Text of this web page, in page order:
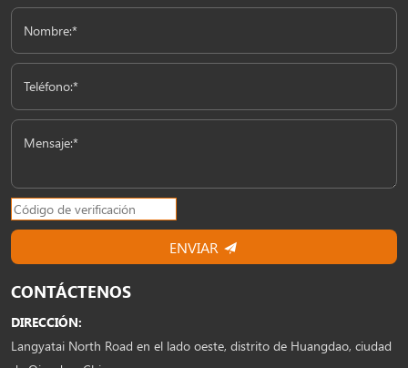
Nombre:*
Teléfono:*
Mensaje:*
ENVIAR
CONTÁCTENOS
DIRECCIÓN:
Langyatai North Road en el lado oeste, distrito de Huangdao, ciudad